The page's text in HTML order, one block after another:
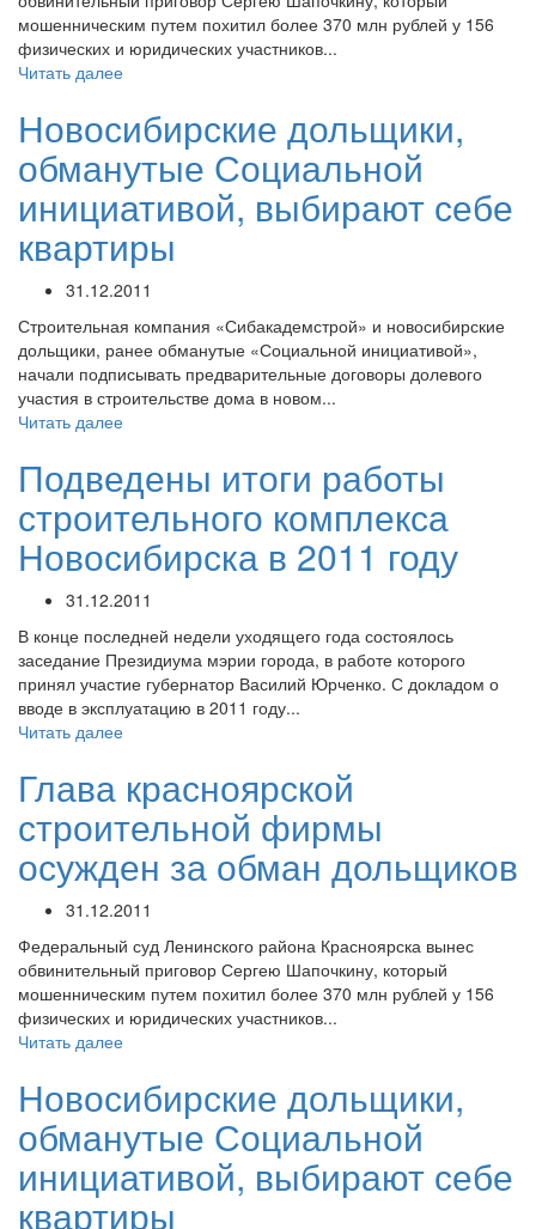
мошенническим путем похитил более 370 млн рублей у 156
физических и юридических участников...
Читать далее
Новосибирские дольщики,
обманутые Социальной
инициативой, выбирают себе
квартиры
31.12.2011
Строительная компания «Сибакадемстрой» и новосибирские
дольщики, ранее обманутые «Социальной инициативой»,
начали подписывать предварительные договоры долевого
участия в строительстве дома в новом...
Читать далее
Подведены итоги работы
строительного комплекса
Новосибирска в 2011 году
31.12.2011
В конце последней недели уходящего года состоялось
заседание Президиума мэрии города, в работе которого
принял участие губернатор Василий Юрченко. С докладом о
вводе в эксплуатацию в 2011 году...
Читать далее
Глава красноярской
строительной фирмы
осужден за обман дольщиков
31.12.2011
Федеральный суд Ленинского района Красноярска вынес
обвинительный приговор Сергею Шапочкину, который
мошенническим путем похитил более 370 млн рублей у 156
физических и юридических участников...
Читать далее
Новосибирские дольщики,
обманутые Социальной
инициативой, выбирают себе
квартиры